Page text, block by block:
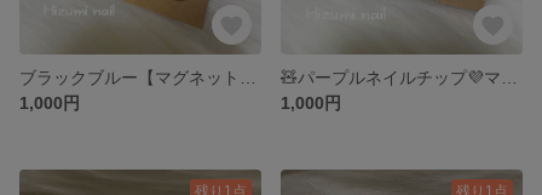
1,000円
1,000円
残り1点 残り1点